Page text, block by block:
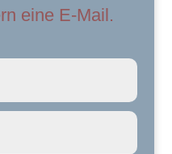
eine E-Mail.